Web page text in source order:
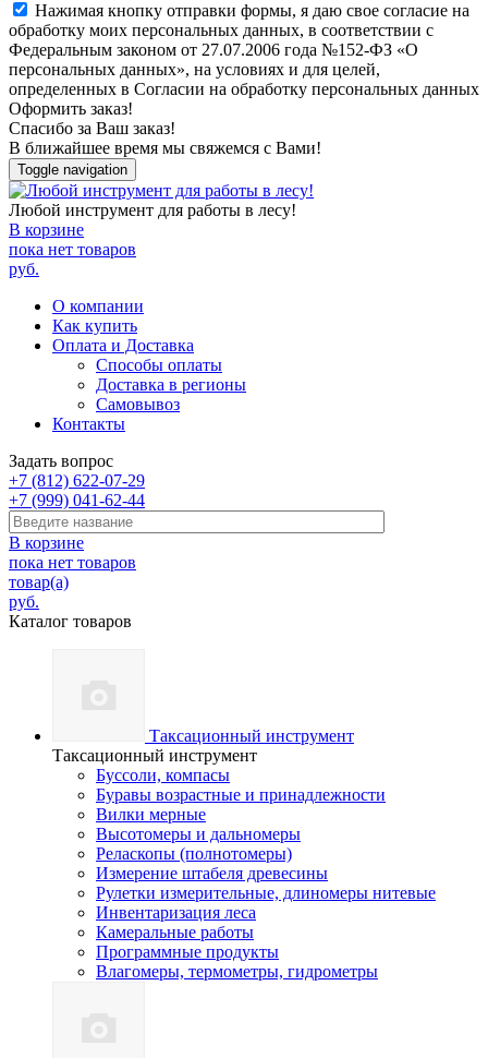
Нажимая кнопку отправки формы, я даю свое согласие на
обработку моих персональных данных, в соответствии с
Федеральным законом от 27.07.2006 года №152-ФЗ «О
персональных данных», на условиях и для целей,
определенных в Согласии на обработку персональных данных
Оформить заказ!
Спасибо за Ваш заказ!
В ближайшее время мы свяжемся с Вами!
Toggle navigation
Любой инструмент для работы в лесу!
В корзине
пока нет товаров
руб.
О компании
Как купить
Оплата и Доставка
Способы оплаты
Доставка в регионы
Самовывоз
Контакты
Задать вопрос
+7 (812) 622-07-29
+7 (999) 041-62-44
В корзине
пока нет товаров
товар(а)
руб.
Каталог товаров
Таксационный инструмент
Таксационный инструмент
Буссоли, компасы
Буравы возрастные и принадлежности
Вилки мерные
Высотомеры и дальномеры
Реласкопы (полнотомеры)
Измерение штабеля древесины
Рулетки измерительные, длиномеры нитевые
Инвентаризация леса
Камеральные работы
Программные продукты
Влагомеры, термометры, гидрометры